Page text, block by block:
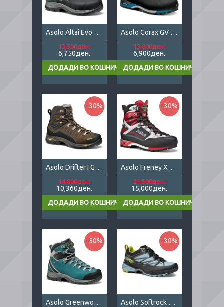
Asolo Altai Evo GV ML
13,500ден.
6,750ден.
Asolo Corax GV lady
13,800ден.
6,900ден.
Asolo Drifter I GV EVO
-30%
14,800ден.
10,360ден.
Asolo Freney XT GV
-30%
21,500ден.
15,000ден.
Asolo Greenwood GV Lady
-50%
Asolo Softrock Lady
-30%